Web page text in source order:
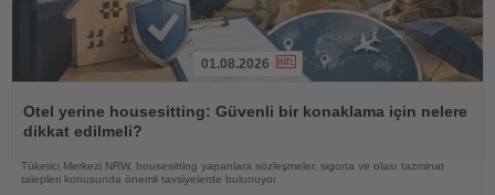
Oku
01.08.2026
Otel yerine housesitting: Güvenli bir konaklama için nelere
dikkat edilmeli?
Tüketici Merkezi NRW, housesitting yapanlara sözleşmeler, sigorta ve olası tazminat
talepleri konusunda önemli tavsiyelerde bulunuyor